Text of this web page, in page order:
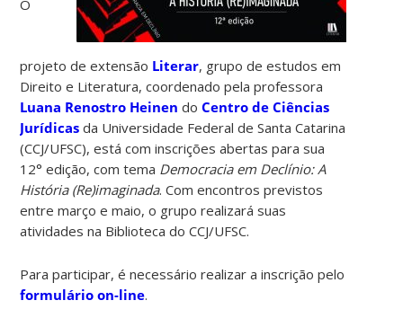
O
projeto de extensão Literar, grupo de estudos em
Direito e Literatura, coordenado pela professora
Luana Renostro Heinen doCentro de Ciências
Jurídicas da Universidade Federal de Santa Catarina
(CCJ/UFSC), está com inscrições abertas para sua
12° edição, com tema Democracia em Declínio: A
História (Re)imaginada. Com encontros previstos
entre março e maio, o grupo realizará suas
atividades na Biblioteca do CCJ/UFSC.
Para participar, é necessário realizar a inscrição pelo
formulário on-line.